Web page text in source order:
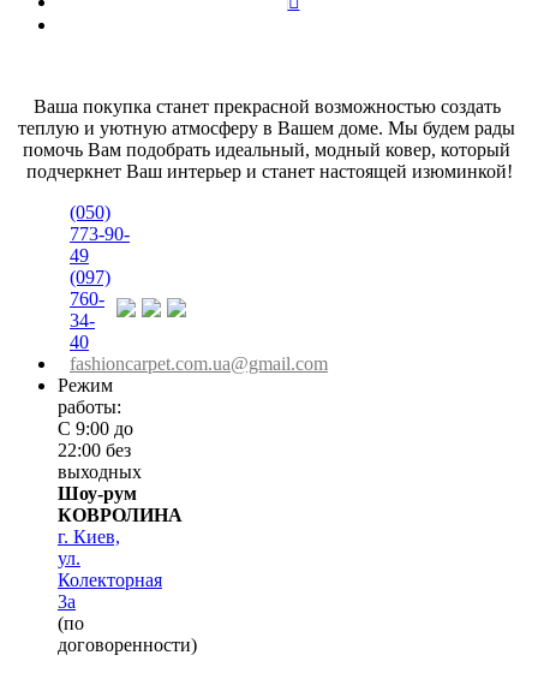
Ваша покупка станет прекрасной возможностью создать
теплую и уютную атмосферу в Вашем доме. Мы будем рады
помочь Вам подобрать идеальный, модный ковер, который
подчеркнет Ваш интерьер и станет настоящей изюминкой!
(050)
773-90-
49
(097)
760-
34-
40
fashioncarpet.com.ua@gmail.com
Режим
работы:
С 9:00 до
22:00 без
выходных
Шоу-рум
КОВРОЛИНА
г. Киев,
ул.
Колекторная
3а
(по
договоренности)